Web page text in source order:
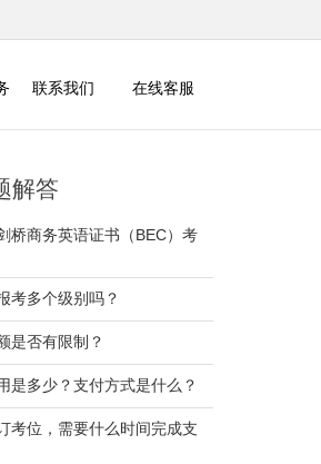
联系我们 在线客服
解答
桥商务英语证书（BEC）考
考多个级别吗？
是否有限制？
是多少？支付方式是什么？
考位，需要什么时间完成支